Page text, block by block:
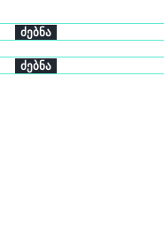
ძებნა
ძებნა